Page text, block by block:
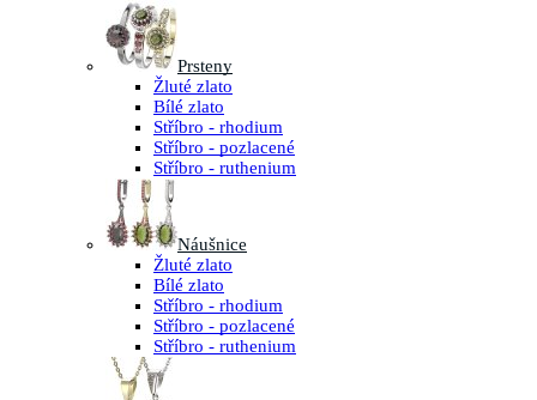
Prsteny
Žluté zlato
Bílé zlato
Stříbro - rhodium
Stříbro - pozlacené
Stříbro - ruthenium
Náušnice
Žluté zlato
Bílé zlato
Stříbro - rhodium
Stříbro - pozlacené
Stříbro - ruthenium